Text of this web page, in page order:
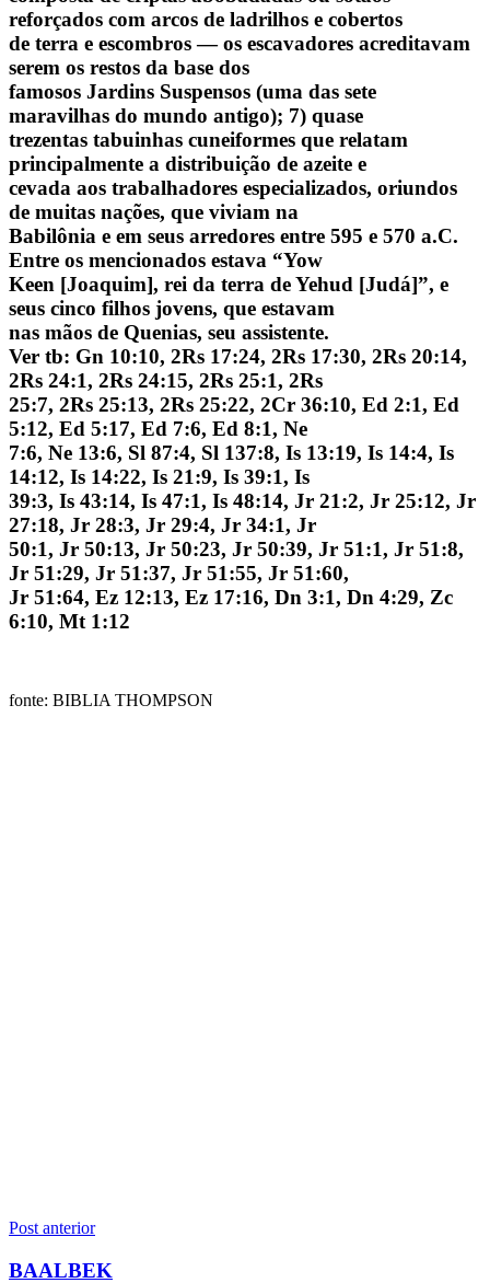
reforçados com arcos de ladrilhos e cobertos
de terra e escombros — os escavadores acreditavam
serem os restos da base dos
famosos Jardins Suspensos (uma das sete
maravilhas do mundo antigo); 7) quase
trezentas tabuinhas cuneiformes que relatam
principalmente a distribuição de azeite e
cevada aos trabalhadores especializados, oriundos
de muitas nações, que viviam na
Babilônia e em seus arredores entre 595 e 570 a.C.
Entre os mencionados estava “Yow
Keen [Joaquim], rei da terra de Yehud [Judá]”, e
seus cinco filhos jovens, que estavam
nas mãos de Quenias, seu assistente.
Ver tb: Gn 10:10, 2Rs 17:24, 2Rs 17:30, 2Rs 20:14,
2Rs 24:1, 2Rs 24:15, 2Rs 25:1, 2Rs
25:7, 2Rs 25:13, 2Rs 25:22, 2Cr 36:10, Ed 2:1, Ed
5:12, Ed 5:17, Ed 7:6, Ed 8:1, Ne
7:6, Ne 13:6, Sl 87:4, Sl 137:8, Is 13:19, Is 14:4, Is
14:12, Is 14:22, Is 21:9, Is 39:1, Is
39:3, Is 43:14, Is 47:1, Is 48:14, Jr 21:2, Jr 25:12, Jr
27:18, Jr 28:3, Jr 29:4, Jr 34:1, Jr
50:1, Jr 50:13, Jr 50:23, Jr 50:39, Jr 51:1, Jr 51:8,
Jr 51:29, Jr 51:37, Jr 51:55, Jr 51:60,
Jr 51:64, Ez 12:13, Ez 17:16, Dn 3:1, Dn 4:29, Zc
6:10, Mt 1:12
fonte: BIBLIA THOMPSON
Navegação
de
Post anterior
BAALBEK